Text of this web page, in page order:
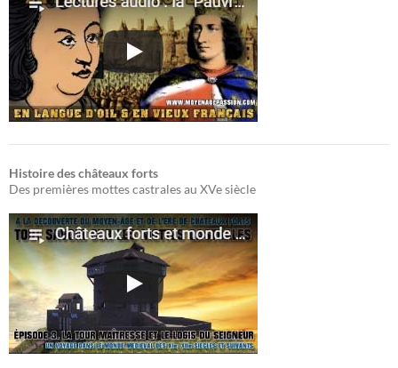
Histoire des châteaux forts
Des premières mottes castrales au XVe siècle